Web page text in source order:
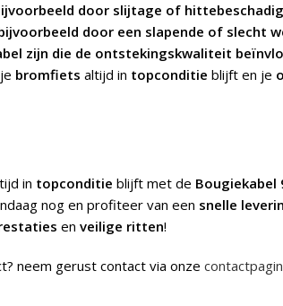
door slijtage of
door een slapende of slecht
zijn die de ontstekingskwaliteit
bromfiets altijd in topconditie blijft en je
in topconditie blijft met de Bougiekabel
nog en profiteer van een snelle
en veilige ritten!
neem gerust contact via onze